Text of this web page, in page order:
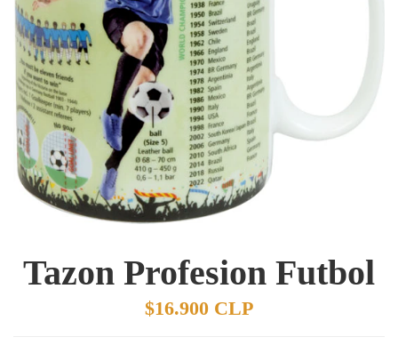
Tazon Profesion Futbol
$16.900 CLP